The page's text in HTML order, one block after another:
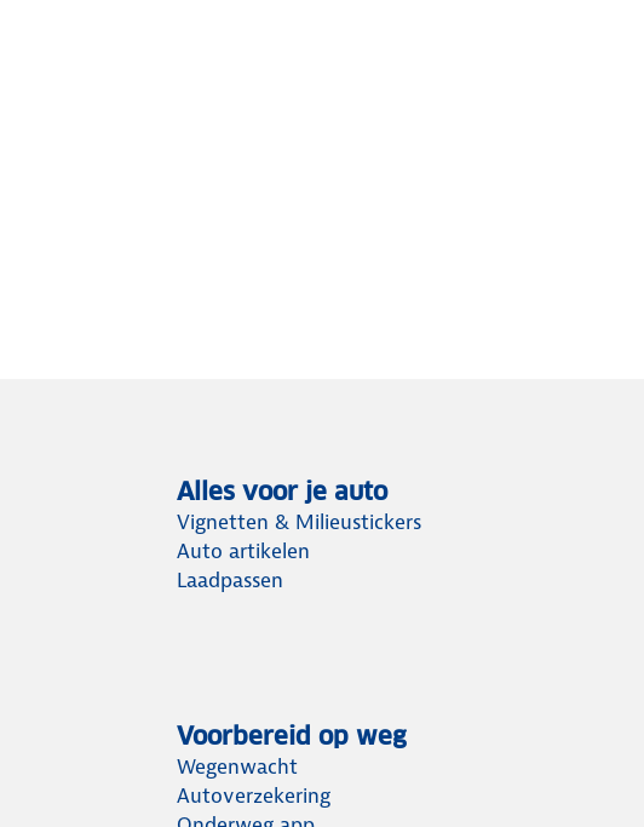
Alles voor je auto
Vignetten & Milieustickers
Auto artikelen
Laadpassen
Voorbereid op weg
Wegenwacht
Autoverzekering